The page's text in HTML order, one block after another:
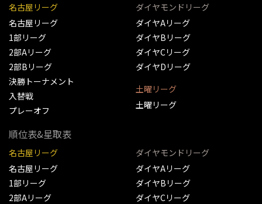
名古屋リーグ
名古屋リーグ
1部リーグ
2部Aリーグ
2部Bリーグ
決勝トーナメント
入替戦
プレーオフ
ダイヤモンドリーグ
ダイヤAリーグ
ダイヤBリーグ
ダイヤCリーグ
ダイヤDリーグ
土曜リーグ
土曜リーグ
順位表&星取表
名古屋リーグ
名古屋リーグ
1部リーグ
2部Aリーグ
ダイヤモンドリーグ
ダイヤAリーグ
ダイヤBリーグ
ダイヤCリーグ